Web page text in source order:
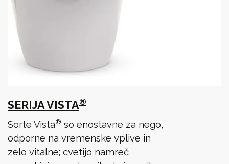
SERIJA VISTA®
Sorte Vista® so enostavne za nego,
odporne na vremenske vplive in
zelo vitalne; cvetijo namreč